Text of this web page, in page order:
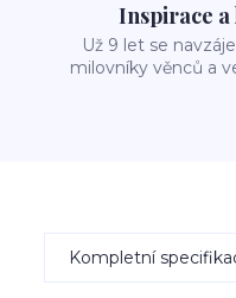
Inspirace
Už 9 let se
milovníky věnců a
Kompletní